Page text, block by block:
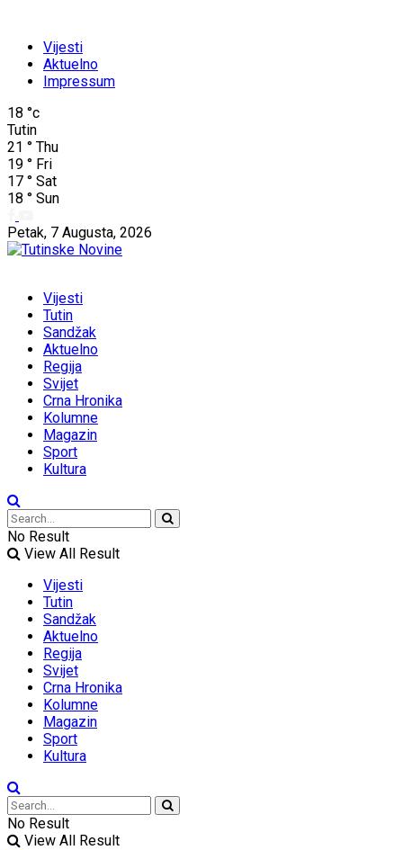
Vijesti
Aktuelno
Impressum
18 °c
Tutin
21 ° Thu
19 ° Fri
17 ° Sat
18 ° Sun
Petak, 7 Augusta, 2026
Vijesti
Tutin
Sandžak
Aktuelno
Regija
Svijet
Crna Hronika
Kolumne
Magazin
Sport
Kultura
No Result
View All Result
Vijesti
Tutin
Sandžak
Aktuelno
Regija
Svijet
Crna Hronika
Kolumne
Magazin
Sport
Kultura
No Result
View All Result